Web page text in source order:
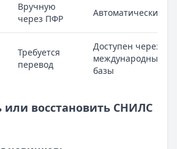
Вручную
через ПФР
Автоматически
Требуется
перевод
Доступен через
международные
базы
или восстановить СНИЛС